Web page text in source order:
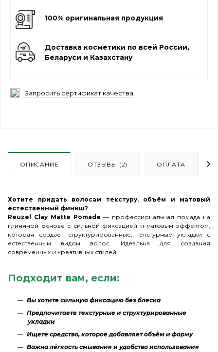
100% оригинальная продукция
Доставка косметики по всей России,
Беларуси и Казахстану
Запросить сертификат качества
ОПИСАНИЕ ОТЗЫВЫ (2) ОПЛАТА
Хотите придать волосам текстуру, объём и матовый
естественный финиш?
Reuzel Clay Matte Pomade — профессиональная помада на
глиняной основе с сильной фиксацией и матовым эффектом,
которая создаёт структурированные, текстурные укладки с
естественным видом волос. Идеальна для создания
современных и креативных стилей.
Подходит вам, если:
Вы хотите сильную фиксацию без блеска
Предпочитаете текстурные и структурированные
укладки
Ищете средство, которое добавляет объём и форму
Важна лёгкость смывания и удобство использования